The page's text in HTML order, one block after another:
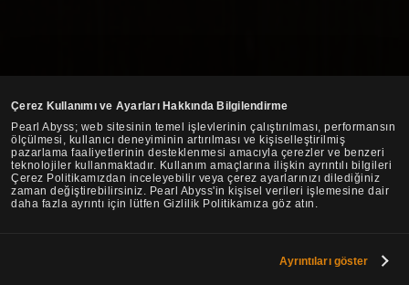
Çerez Kullanımı ve Ayarları Hakkında Bilgilendirme
Pearl Abyss; web sitesinin temel işlevlerinin çalıştırılması, performansın
ölçülmesi, kullanıcı deneyiminin artırılması ve kişiselleştirilmiş
pazarlama faaliyetlerinin desteklenmesi amacıyla çerezler ve benzeri
teknolojiler kullanmaktadır. Kullanım amaçlarına ilişkin ayrıntılı bilgileri
Çerez Politikamızdan inceleyebilir veya çerez ayarlarınızı dilediğiniz
zaman değiştirebilirsiniz. Pearl Abyss'in kişisel verileri işlemesine dair
daha fazla ayrıntı için lütfen Gizlilik Politikamıza göz atın.
Ayrıntıları göster